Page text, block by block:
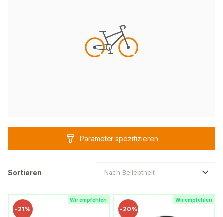
Parameter spezifizieren
Sortieren Nach Beliebtheit
Wir empfehlen
-21%
Wir empfehlen
-20%